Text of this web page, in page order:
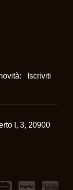
Iscriviti
I, 3, 20900
PayPal